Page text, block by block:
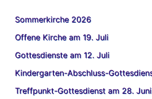
Sommerkirche 2026
Offene Kirche am 19. Juli
Gottesdienste am 12. Juli
Kindergarten-Abschluss-
Treffpunkt-Gottesdienst am 28. Juni